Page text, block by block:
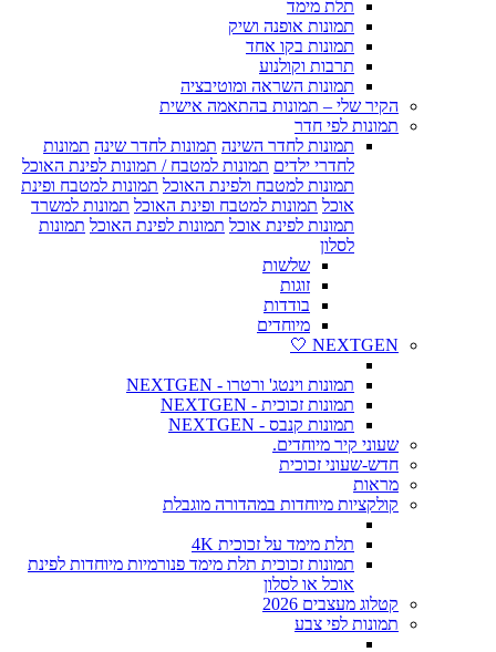
תלת מימד
תמונות אופנה ושיק
תמונות בקו אחד
תרבות וקולנוע
תמונות השראה ומוטיבציה
הקיר שלי – תמונות בהתאמה אישית
תמונות לפי חדר
תמונות לחדר השינה תמונות לחדר שינה תמונות
לחדרי ילדים תמונות למטבח / תמונות לפינת האוכל
תמונות למטבח ולפינת האוכל תמונות למטבח ופינת
אוכל תמונות למטבח ופינת האוכל תמונות למשרד
תמונות לפינת אוכל תמונות לפינת האוכל תמונות
לסלון
שלשות
זוגות
בודדות
מיוחדים
NEXTGEN 🤍
תמונות וינטג' ורטרו - NEXTGEN
תמונות זכוכית - NEXTGEN
תמונות קנבס - NEXTGEN
שעוני קיר מיוחדים.
חדש-שעוני זכוכית
מראות
קולקציות מיוחדות במהדורה מוגבלת
תלת מימד על זכוכית 4K
תמונות זכוכית תלת מימד פנורמיות מיוחדות לפינת
אוכל או לסלון
קטלוג מעצבים 2026
תמונות לפי צבע